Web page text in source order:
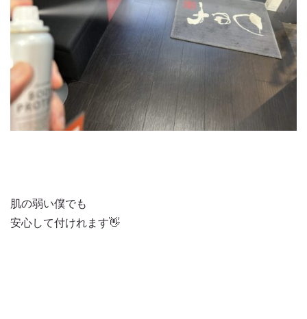
肌の弱い僕でも
安心して付けれます👋